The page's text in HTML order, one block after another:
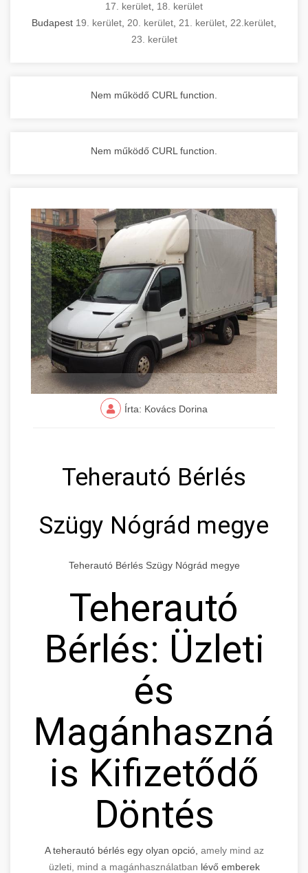
17. kerület 18. kerület
Budapest 19. kerület 20. kerület 21. kerület 22.kerület
23. kerület
Nem működő CURL function.
Nem működő CURL function.
Írta: Kovács Dorina
Teherautó Bérlés
Szügy Nógrád megye
Teherautó Bérlés Szügy Nógrád megye
Teherautó
Bérlés: Üzleti
és
is Kifizetődő
Döntés
A teherautó bérlés egy olyan opció, amely mind az
üzleti, mind a magánhasználatban lévő emberek